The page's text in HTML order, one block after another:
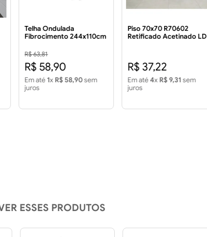
Telha Ondulada
Fibrocimento 244x110cm
R$ 63,81
R$ 58,90
Em até 1x R$ 58,90sem
juros
Piso 70x70 R70602
Retificado Acetinado LD
R$ 37,22
Em até4x R$ 9,31 sem
juros
ESSES PRODUTOS